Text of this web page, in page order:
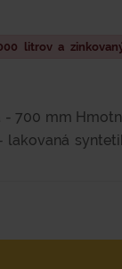
litrov a
700 mm